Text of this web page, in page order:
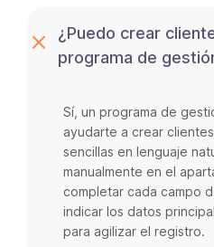
¿Puedo crear
programa de
Sí, un programa de
ayudarte a crear
sencillas en lenguaje
manualmente en el
completar cada campo
indicar los datos
para agilizar el registro.